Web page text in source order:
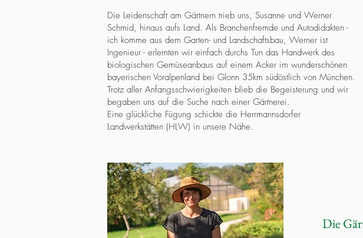
Die Leidenschaft am Gärtnern trieb uns, Susanne und Werner
Schmid, hinaus aufs Land. Als Branchenfremde und Autodidakten -
ich komme aus dem Garten- und Landschaftsbau, Werner ist
Ingenieur - erlernten wir einfach durchs Tun das Handwerk des
biologischen Gemüseanbaus auf einem Acker im wunderschönen
bayerischen Voralpenland bei Glonn 35km südöstlich von München.
Trotz aller Anfangsschwierigkeiten blieb die Begeisterung und wir
begaben uns auf die Suche nach einer Gärtnerei.
Eine glückliche Fügung schickte die Herrmannsdorfer
Landwerkstätten (HLW) in unsere Nähe.
Die